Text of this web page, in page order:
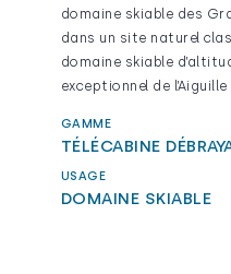
domaine skiable des
dans un site naturel
domaine skiable
exceptionnel de
GAMME
TÉLÉCABINE
USAGE
DOMAINE SKIABLE